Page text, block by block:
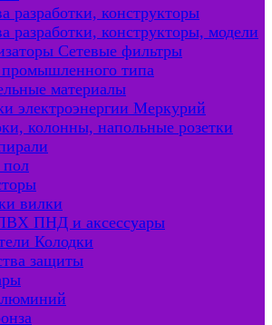
разработки, конструкторы
разработки, конструкторы, модели
Сетевые фильтры
типа
материалы
электроэнергии Меркурий
колонны, напольные розетки
вилки
ПНД и аксессуары
Колодки
защиты